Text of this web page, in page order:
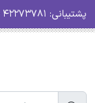
پشتیبانی: